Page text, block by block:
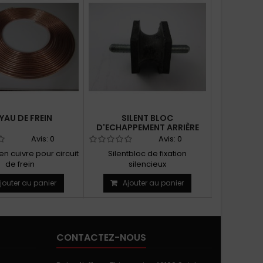
DE FREIN
Avis: 0
cuivre pour circuit
de frein
au panier
SILENT BLOC
D'ECHAPPEMENT ARRIÈRE
Avis: 0
Silentbloc de fixation
silencieux
arrière d'échappement
Ajouter au panier
CONTACTEZ-NOUS